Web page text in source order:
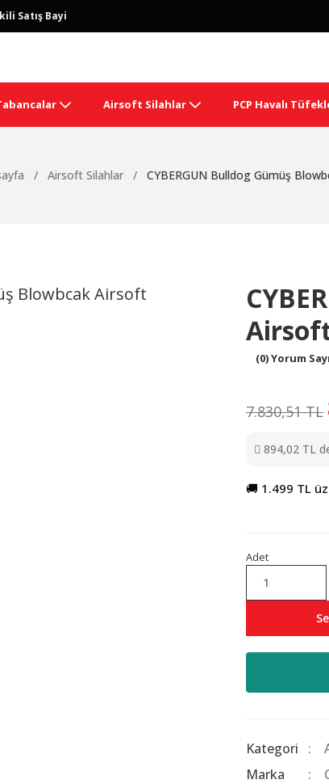
Satış Bayi
Airsoft Silahlar PCP Havalı
Airsoft Silahlar CYBERGUN Bulldog Gümüş
(0) Yorum
7.830,51 TL
894,02 TL
🚚 1.499 TL
Adet
Kategori
Marka